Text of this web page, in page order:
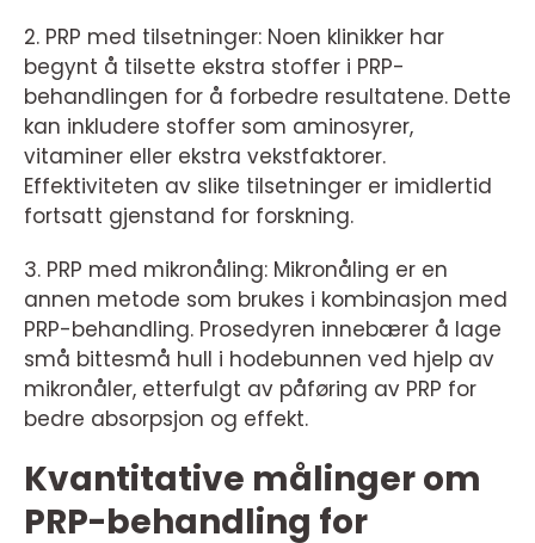
2. PRP med tilsetninger: Noen klinikker har
begynt å tilsette ekstra stoffer i PRP-
behandlingen for å forbedre resultatene. Dette
kan inkludere stoffer som aminosyrer,
vitaminer eller ekstra vekstfaktorer.
Effektiviteten av slike tilsetninger er imidlertid
fortsatt gjenstand for forskning.
3. PRP med mikronåling: Mikronåling er en
annen metode som brukes i kombinasjon med
PRP-behandling. Prosedyren innebærer å lage
små bittesmå hull i hodebunnen ved hjelp av
mikronåler, etterfulgt av påføring av PRP for
bedre absorpsjon og effekt.
Kvantitative målinger om
PRP-behandling for